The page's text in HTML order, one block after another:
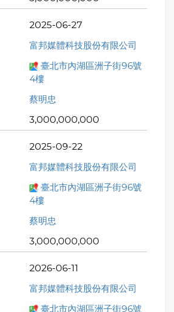
2025-06-27
富邦媒體科技股份有限公司
臺北市內湖區洲子街96號
4樓
蔡明忠
3,000,000,000
2025-09-22
富邦媒體科技股份有限公司
臺北市內湖區洲子街96號
4樓
蔡明忠
3,000,000,000
2026-06-11
富邦媒體科技股份有限公司
臺北市內湖區洲子街96號